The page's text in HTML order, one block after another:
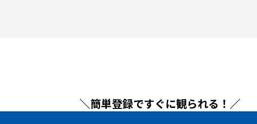
＼簡単登録ですぐに観られる！／